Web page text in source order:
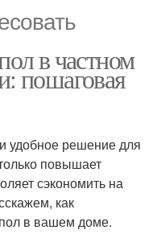
в частном
пошаговая
удобное решение для
повышает
сэкономить на
как
в вашем доме.